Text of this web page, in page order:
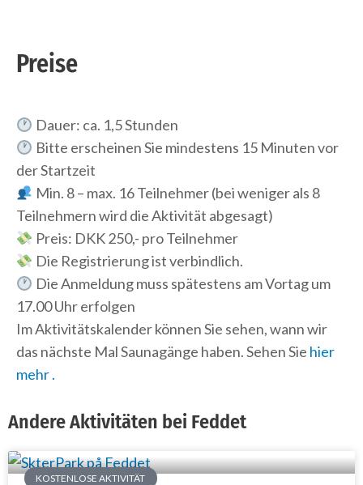
Preise
Dauer: ca. 1,5 Stunden
Bitte erscheinen Sie mindestens 15 Minuten vor
der Startzeit
Min. 8 – max. 16 Teilnehmer (bei weniger als 8
Teilnehmern wird die Aktivität abgesagt)
Preis: DKK 250,- pro Teilnehmer
Die Registrierung ist verbindlich.
Die Anmeldung muss spätestens am Vortag um
17.00 Uhr erfolgen
Im Aktivitätskalender können Sie sehen, wann wir
das nächste Mal Saunagänge haben. Sehen Sie hier
mehr .
Andere Aktivitäten bei Feddet
KOSTENLOSE AKTIVITÄT